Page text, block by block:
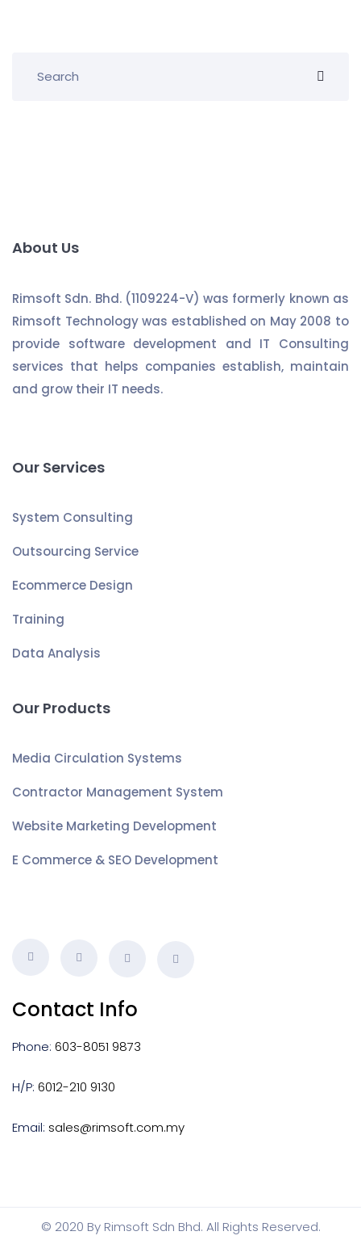
About Us
Rimsoft Sdn. Bhd. (1109224-V) was formerly known as
Rimsoft Technology was established on May 2008 to
provide software development and IT Consulting
services that helps companies establish, maintain
and grow their IT needs.
Our Services
System Consulting
Outsourcing Service
Ecommerce Design
Training
Data Analysis
Our Products
Media Circulation Systems
Contractor Management System
Website Marketing Development
E Commerce & SEO Development
Contact Info
Phone: 603-8051 9873
H/P: 6012-210 9130
Email: sales@rimsoft.com.my
© 2020 By Rimsoft Sdn Bhd. All Rights Reserved.